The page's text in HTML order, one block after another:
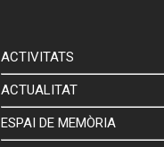
ACTIVITATS
ACTUALITAT
ESPAI DE MEMÒRIA